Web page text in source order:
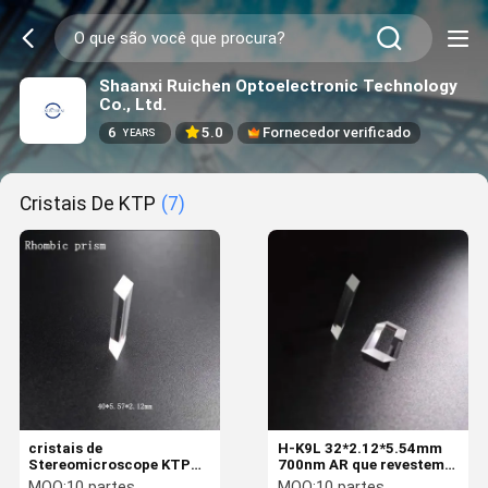
Shaanxi Ruichen Optoelectronic Technology
Co., Ltd.
6 YEARS 5.0 Fornecedor verificado
Cristais De KTP (7)
cristais de
Stereomicroscope KTP
de prisma de
H-K9L 32*2.12*5.54mm
700nm AR que revestem
cristais Rhombic de